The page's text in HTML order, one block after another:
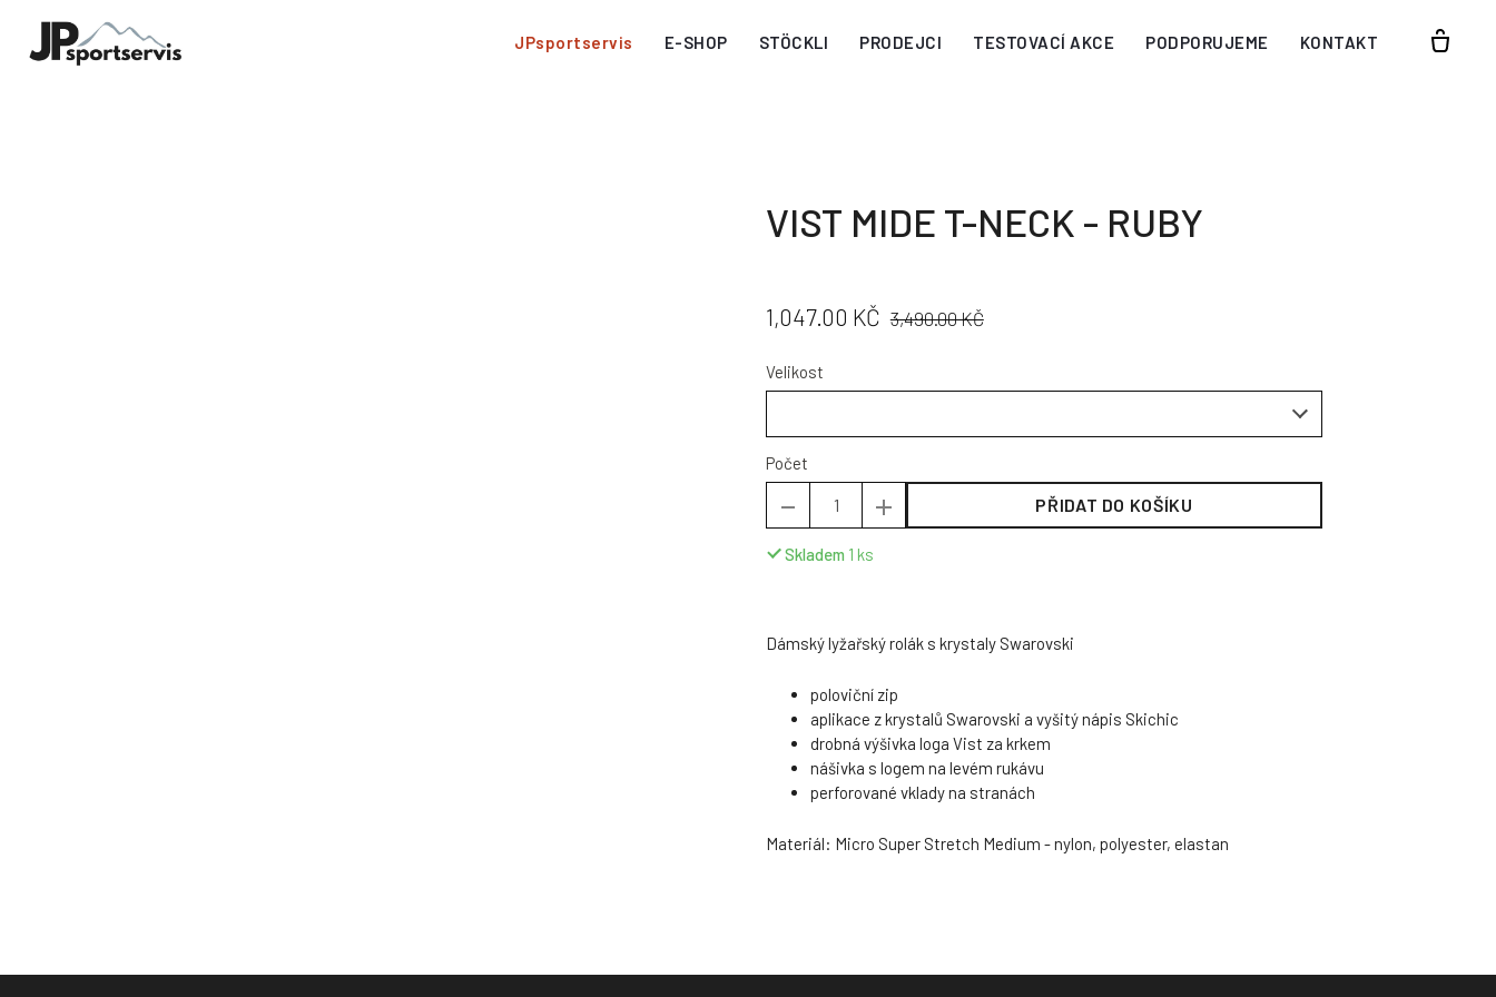
JPsportservis E-SHOP STÖCKLI PRODEJCI TESTOVACÍ AKCE PODPORUJEME KONTAKT
VIST MIDE T-NECK - RUBY
CENA:
1,047.00 KČ PŮVODNÍ
CENA:
3,490.00 KČ
Velikost
Počet
PŘIDAT DO KOŠÍKU
Skladem 1 ks
Dámský lyžařský rolák s krystaly Swarovski
poloviční zip
aplikace z krystalů Swarovski a vyšitý nápis Skichic
drobná výšivka loga Vist za krkem
nášivka s logem na levém rukávu
perforované vklady na stranách
Materiál: Micro Super Stretch Medium - nylon, polyester, elastan